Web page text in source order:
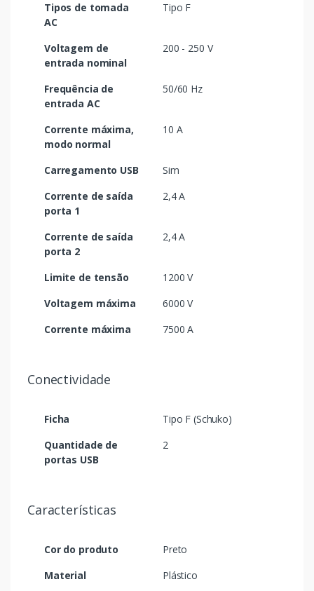
Tipos de tomada
AC
Tipo F
Voltagem de
entrada nominal
200 - 250 V
Frequência de
entrada AC
50/60 Hz
Corrente máxima,
modo normal
10 A
Carregamento USB
Sim
Corrente de saída
porta 1
2,4 A
Corrente de saída
porta 2
2,4 A
Limite de tensão
1200 V
Voltagem máxima
6000 V
Corrente máxima
7500 A
Conectividade
Ficha
Tipo F (Schuko)
Quantidade de
portas USB
2
Características
Cor do produto
Preto
Material
Plástico